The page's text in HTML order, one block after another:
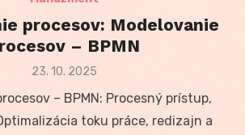
procesov: Modelovanie
– BPMN
Posted
23. 10. 2025
– BPMN: Procesný prístup,
toku práce, redizajn a